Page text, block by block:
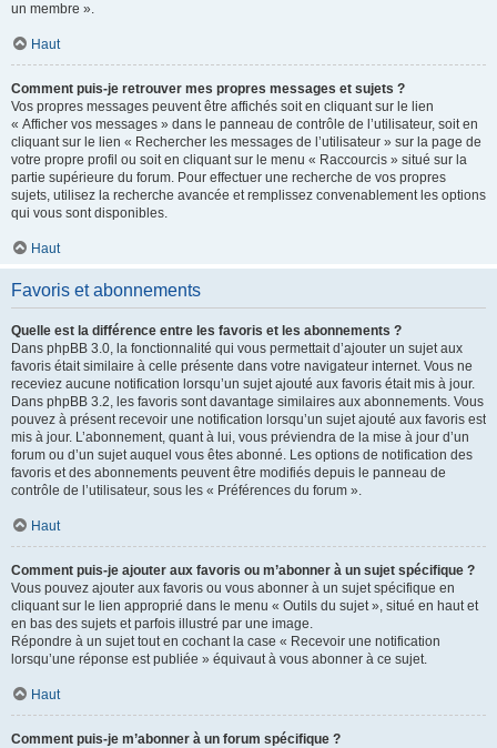
un membre ».
Haut
Comment puis-je retrouver mes propres messages et sujets ?
Vos propres messages peuvent être affichés soit en cliquant sur le lien
« Afficher vos messages » dans le panneau de contrôle de l’utilisateur, soit en
cliquant sur le lien « Rechercher les messages de l’utilisateur » sur la page de
votre propre profil ou soit en cliquant sur le menu « Raccourcis » situé sur la
partie supérieure du forum. Pour effectuer une recherche de vos propres
sujets, utilisez la recherche avancée et remplissez convenablement les options
qui vous sont disponibles.
Haut
Favoris et abonnements
Quelle est la différence entre les favoris et les abonnements ?
Dans phpBB 3.0, la fonctionnalité qui vous permettait d’ajouter un sujet aux
favoris était similaire à celle présente dans votre navigateur internet. Vous ne
receviez aucune notification lorsqu’un sujet ajouté aux favoris était mis à jour.
Dans phpBB 3.2, les favoris sont davantage similaires aux abonnements. Vous
pouvez à présent recevoir une notification lorsqu’un sujet ajouté aux favoris est
mis à jour. L’abonnement, quant à lui, vous préviendra de la mise à jour d’un
forum ou d’un sujet auquel vous êtes abonné. Les options de notification des
favoris et des abonnements peuvent être modifiés depuis le panneau de
contrôle de l’utilisateur, sous les « Préférences du forum ».
Haut
Comment puis-je ajouter aux favoris ou m’abonner à un sujet spécifique ?
Vous pouvez ajouter aux favoris ou vous abonner à un sujet spécifique en
cliquant sur le lien approprié dans le menu « Outils du sujet », situé en haut et
en bas des sujets et parfois illustré par une image.
Répondre à un sujet tout en cochant la case « Recevoir une notification
lorsqu’une réponse est publiée » équivaut à vous abonner à ce sujet.
Haut
Comment puis-je m’abonner à un forum spécifique ?